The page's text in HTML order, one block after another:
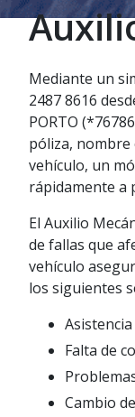
Mediante un
2487 8616
PORTO
póliza, nombre
vehículo, un
rápidamente a
El Auxilio
de fallas que
vehículo
los siguientes
Falta de
Cambio